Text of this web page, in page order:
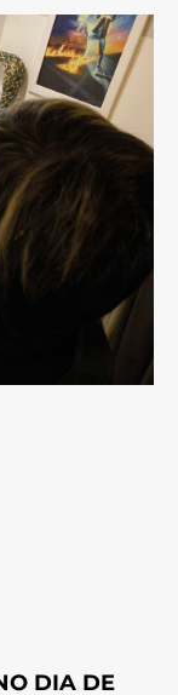
DIA DE